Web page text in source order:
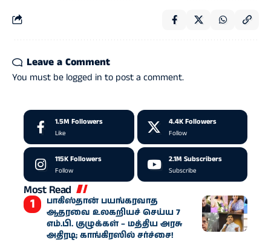
Leave a Comment
You must be logged in to post a comment.
1.5M Followers
Like
4.4K Followers
Follow
115KFollowers
Follow
2.1M Subscribers
Subscribe
Most Read
பாகிஸ்தான் பயங்கரவாத
ஆதரவை உலகறியச் செய்ய 7
எம்.பி. குழுக்கள் – மத்திய அரசு
அதிரடி; காங்கிரஸில் சர்ச்சை!